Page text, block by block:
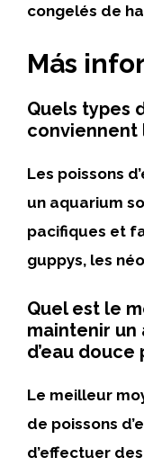
congelés de
Más
Quels types
conviennent
Les poissons
un aquarium
pacifiques et
guppys, les
Quel est le
maintenir un
d’eau douce
Le meilleur
de poissons
d’effectuer